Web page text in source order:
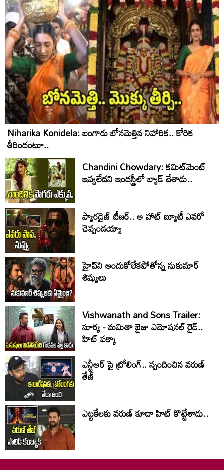
Niharika Konidela: బంగారు బోనమెత్తిన నిహారిక.. కోరిక
తీరిందంటూ..
Chandini Chowdary: కమిట్‌మెంట్
ఇవ్వలేదని ఇండస్ట్రీలో బ్యాడ్ చేశాడు..
ప్యారడైజ్ టీజర్.. ఆ హాట్ బ్యూటీ ఎవరో
చెప్పండయ్యా
హైప్‌ని అందుకోలేకపోతోన్న సుకుమార్
శిష్యులు
Vishwanath and Sons Trailer:
సూర్య - మమితా బైజు ఎమోషనల్ రైడ్..
హిట్ పక్కా
ఎన్టీఆర్ పై ట్రోలింగ్.. స్పందించిన వరుణ్
తేజ్
ఎట్టకేలకు వరుణ్ కూడా హిట్ కొట్టేశాడు..